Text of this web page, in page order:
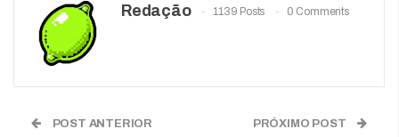
Redação 1139 Posts 0 Comments
POST ANTERIOR PRÓXIMO POST